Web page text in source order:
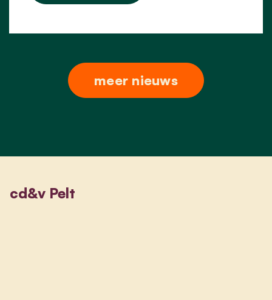
meer nieuws
cd&v Pelt